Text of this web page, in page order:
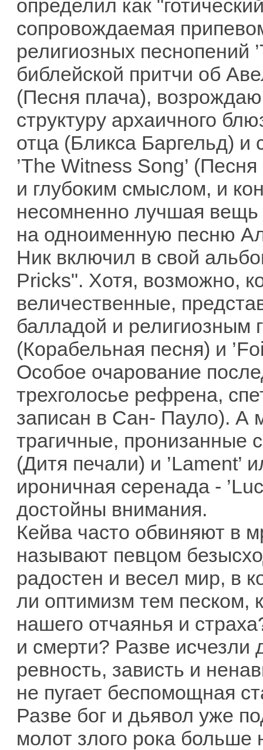
определил как
сопровождаемая
религиозных песнопений
библейской притчи об
(Песня плача),
структуру архаичного
отца (Бликса Баргельд) и
’The Witness Song’
и глубоким смыслом, и
несомненно лучшая вещь
на одноименную песню
Ник включил в свой
Pricks". Хотя, возможно,
величественные,
балладой и религиозным
(Корабельная песня) и
Особое очарование
трехголосье рефрена,
записан в Сан- Пауло). А
трагичные, пронизанные
(Дитя печали) и ’Lament’
ироничная серенада -
достойны внимания.
Кейва часто обвиняют в
называют певцом
радостен и весел мир, в
ли оптимизм тем песком,
нашего отчаянья и
и смерти? Разве
ревность, зависть и
не пугает беспомощная
Разве бог и дьявол уже
молот злого рока больше